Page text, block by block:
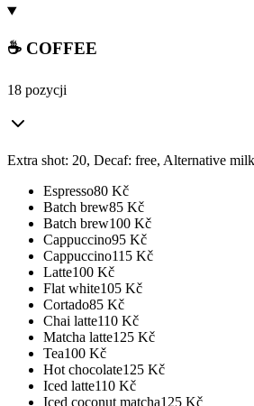
☕ COFFEE
18 pozycji
Extra shot: 20, Decaf: free, Alternative
Espresso80 Kč
Batch brew85 Kč
Batch brew100 Kč
Cappuccino95 Kč
Cappuccino115 Kč
Latte100 Kč
Flat white105 Kč
Cortado85 Kč
Chai latte110 Kč
Matcha latte125 Kč
Tea100 Kč
Hot chocolate125 Kč
Iced latte110 Kč
Iced coconut matcha125 Kč